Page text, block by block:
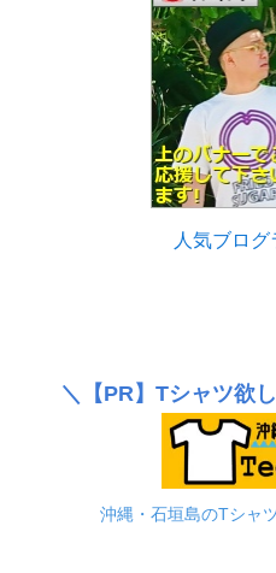
人気ブロ
＼ 【PR】 Tシャツ欲
沖縄・石垣島のTシャ